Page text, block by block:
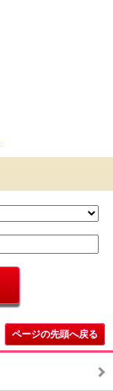
ページの先頭へ戻る